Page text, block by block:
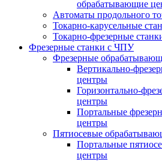
обрабатывающие
Автоматы продольного
Токарно-карусельные
Токарно-фрезерные
Фрезерные станки с ЧПУ
Фрезерные
Вертикально-
центры
Горизонтально-
центры
Портальные
центры
Пятиосевые
Портальные
центры